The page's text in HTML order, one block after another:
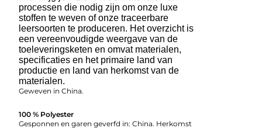
processen die nodig zijn om onze luxe
stoffen te weven of onze traceerbare
leersoorten te produceren. Het overzicht is
een vereenvoudigde weergave van de
toeleveringsketen en omvat materialen,
specificaties en het primaire land van
productie en land van herkomst van de
materialen.
Geweven in China.
100 % Polyester
Gesponnen en garen geverfd in: China. Herkomst